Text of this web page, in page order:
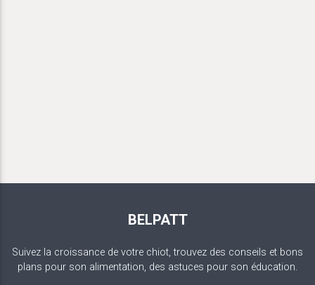
BELPATT
Suivez la croissance de votre chiot, trouvez des conseils et bons
plans pour son alimentation, des astuces pour son éducation.